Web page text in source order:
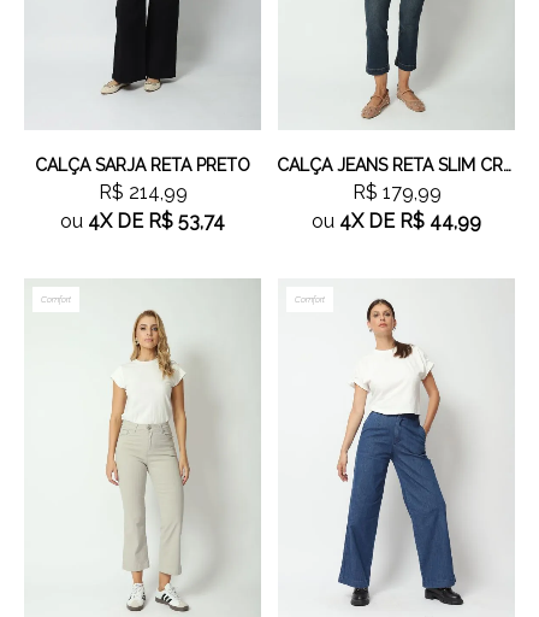
CALÇA SARJA RETA PRETO
R$ 214,99
ou 4XDE R$ 53,74
CALÇA JEANS RETA SLIM CROPPED
R$ 179,99
ou 4XDE R$ 44,99
Comfort Comfort